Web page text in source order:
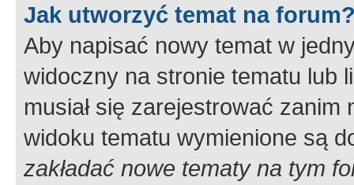
Jak utworzyć temat na
Aby napisać nowy temat w
widoczny na stronie tematu lub
musiał się zarejestrować
widoku tematu wymienione są
zakładać nowe tematy na tym